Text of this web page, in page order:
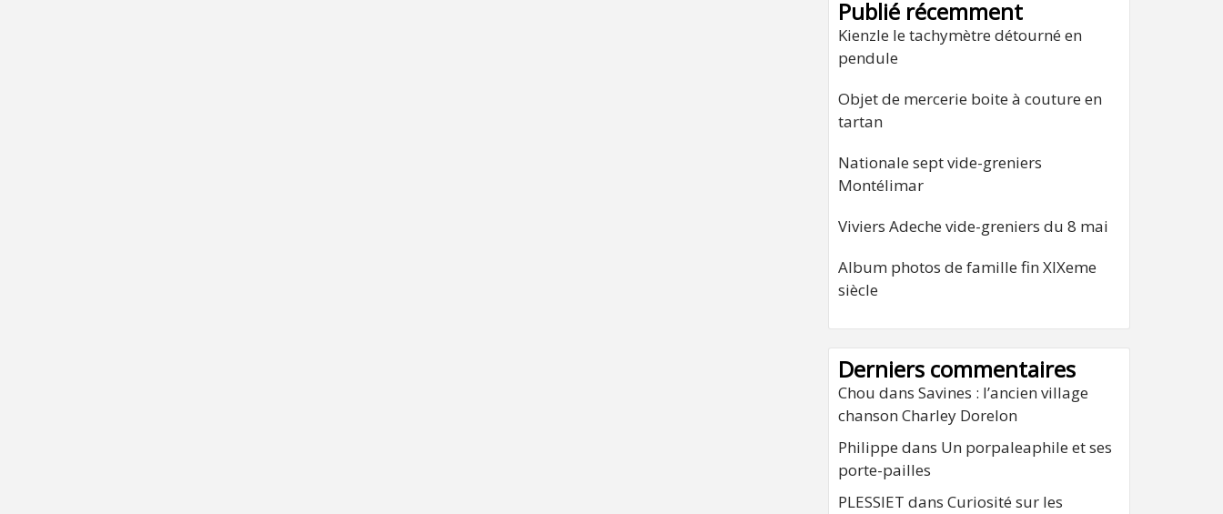
Publié récemment
Kienzle le tachymètre détourné en
pendule
Objet de mercerie boite à couture en
tartan
Nationale sept vide-greniers
Montélimar
Viviers Adeche vide-greniers du 8 mai
Album photos de famille fin XIXeme
siècle
Derniers commentaires
Chou dans Savines : l’ancien village
chanson Charley Dorelon
Philippe dans Un porpaleaphile et ses
porte-pailles
PLESSIET dans Curiosité sur les